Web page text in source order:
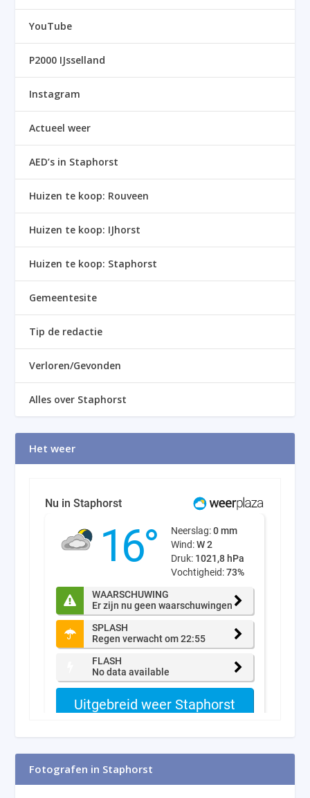
YouTube
P2000 IJsselland
Instagram
Actueel weer
AED’s in Staphorst
Huizen te koop: Rouveen
Huizen te koop: IJhorst
Huizen te koop: Staphorst
Gemeentesite
Tip de redactie
Verloren/Gevonden
Alles over Staphorst
Het weer
Fotografen in Staphorst